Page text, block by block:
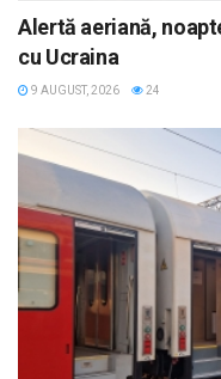
Alertă aeriană,
cu Ucraina
9 AUGUST, 2026 24